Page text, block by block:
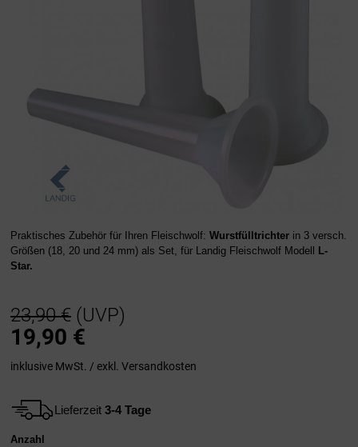
Praktisches Zubehör für Ihren Fleischwolf: Wurstfülltrichter in 3 versch.
Größen (18, 20 und 24 mm) als Set, für Landig Fleischwolf Modell
L-
Star.
23,90 € (UVP)
19,90 €
inklusive MwSt. / exkl. Versandkosten
Lieferzeit 3-4 Tage
Anzahl